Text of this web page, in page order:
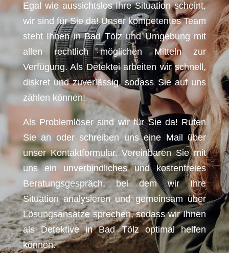
Egal wie aussichtslos Ihre Situation scheint,
wir sind für Sie da! Unser kompetentes Team
steht Ihnen in Bad Tölz und Umgebung mit
allen rechtlich möglichen Mitteln zur
Verfügung. Als Detektei arbeiten wir schnell,
diskret und zuverlässig, sodass Sie auf uns
zählen können!
Als Problemlöser sind wir für Sie da! Rufen
Sie an oder schreiben uns eine Mail über
unser Kontaktformular. Vereinbaren Sie mit
uns ein unverbindliches und kostenfreies
Beratungsgespräch, bei dem wir Ihre
Situation analysieren und gemeinsam über
Lösungsansätze sprechen, sodass wir Ihnen
als Detektive in Bad Tölz optimal helfen
können.